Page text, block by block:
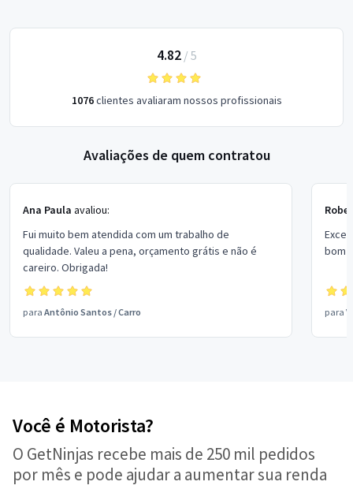
4.82/ 5
1076clientes avaliaram nossos profissionais
Avaliações de quem contratou
Ana Paula avaliou:
Fui muito bem atendida com um trabalho de
qualidade. Valeu a pena, orçamento grátis e não é
careiro. Obrigada!
para Antônio Santos /Carro
bom
para
Você é Motorista?
O GetNinjas recebe mais de 250 mil pedidos
por mês e pode ajudar a aumentar sua renda